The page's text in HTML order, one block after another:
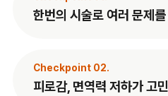
한번의 시술로 여러 문제
Checkpoint 02.
피로감, 면역력 저하가 고